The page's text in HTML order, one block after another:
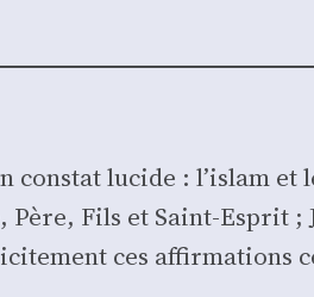
lucide : l’islam et
Fils et Saint-Esprit ;
ces affir­ma­tions